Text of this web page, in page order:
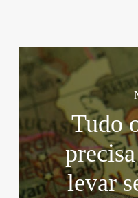
Tudo
levar